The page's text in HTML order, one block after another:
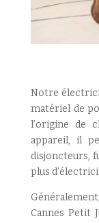
Notre
matériel de
l’origine de
appareil, il
disjoncteurs,
plus
Cannes Petit